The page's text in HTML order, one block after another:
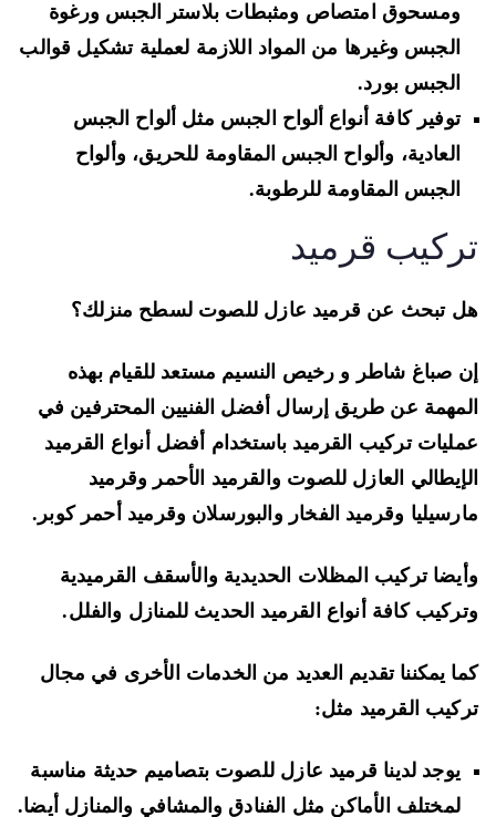
ومسحوق امتصاص ومثبطات بلاستر الجبس ورغوة
الجبس وغيرها من المواد اللازمة لعملية تشكيل قوالب
الجبس بورد.
توفير كافة أنواع ألواح الجبس مثل ألواح الجبس
العادية، وألواح الجبس المقاومة للحريق، وألواح
الجبس المقاومة للرطوبة.
قرميد
تبحث عن قرميد عازل للصوت لسطح منزلك؟
صباغ شاطر و رخيص النسيم مستعد للقيام بهذه
عن طريق إرسال أفضل الفنيين المحترفين في
تركيب القرميد باستخدام أفضل أنواع القرميد
العازل للصوت والقرميد الأحمر وقرميد
وقرميد الفخار والبورسلان وقرميد أحمر كوبر.
تركيب المظلات الحديدية والأسقف القرميدية
كافة أنواع القرميد الحديث للمنازل والفلل.
يمكننا تقديم العديد من الخدمات الأخرى في مجال
القرميد مثل:
يوجد لدينا قرميد عازل للصوت بتصاميم حديثة مناسبة
لمختلف الأماكن مثل الفنادق والمشافي والمنازل أيضا.